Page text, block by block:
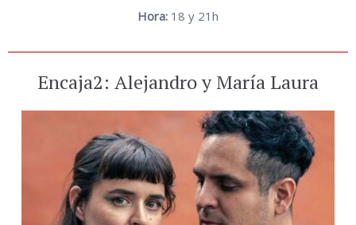
Hora: 18 y 21h
Encaja2: Alejandro y María Laura